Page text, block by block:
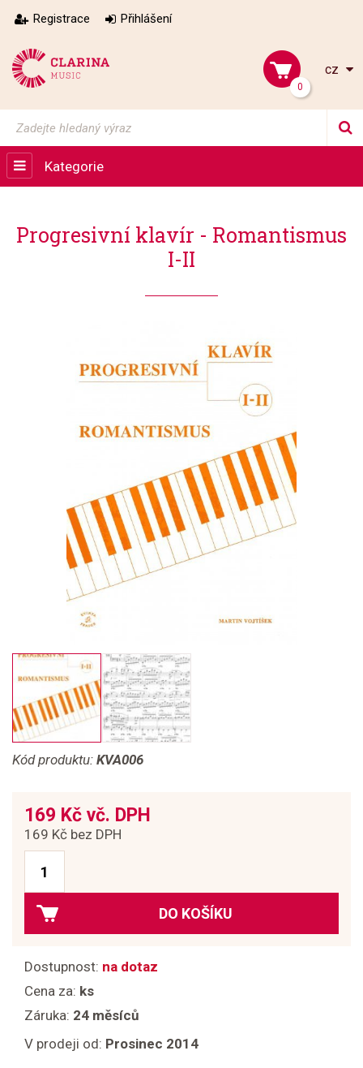
Registrace Přihlášení
0
cz
Kategorie
Progresivní klavír - Romantismus
I-II
Kód produktu: KVA006
169 Kč vč. DPH
169 Kč bez DPH
DO KOŠÍKU
Dostupnost: na dotaz
Cena za: ks
Záruka: 24 měsíců
V prodeji od: Prosinec 2014